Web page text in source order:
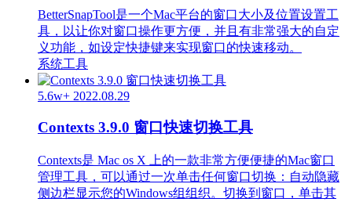
BetterSnapTool是一个Mac平台的窗口大小及位置设置工
具，以让你对窗口操作更方便，并且有非常强大的自定
义功能，如设定快捷键来实现窗口的快速移动。
系统工具
5.6w+ 2022.08.29
Contexts 3.9.0 窗口快速切换工具
Contexts是 Mac os X 上的一款非常方便便捷的Mac窗口
管理工具，可以通过一次单击任何窗口切换：自动隐藏
侧边栏显示您的Windows组组织。切换到窗口，单击其